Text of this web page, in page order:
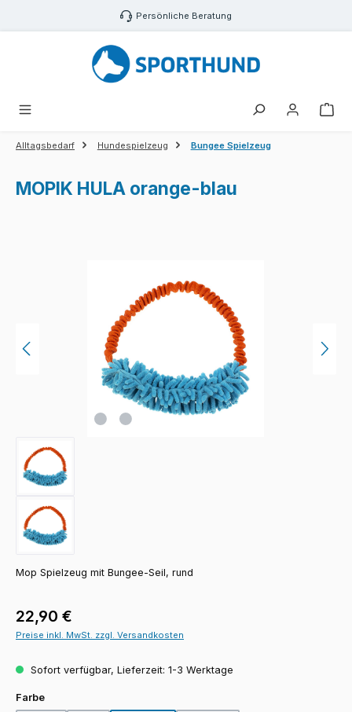
Zum Hauptinhalt springen Persönliche Beratung
Alltagsbedarf Hundespielzeug Bungee Spielzeug
MOPIK HULA orange-blau
Mop Spielzeug mit Bungee-Seil, rund
Regulärer Preis:
22,90 €
Preise inkl. MwSt. zzgl. Versandkosten
Sofort verfügbar, Lieferzeit: 1-3 Werktage
Farbeauswählen